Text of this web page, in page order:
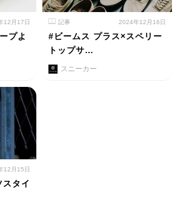
12月17日
プよ
記事 2024年12月16日
#ビームス プラス×スペリー
トップサ…
スニーカー
12月15日
タイ